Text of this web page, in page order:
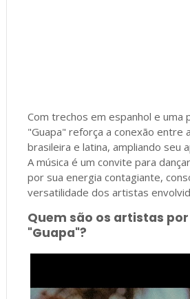
Com trechos em espanhol e uma
"Guapa" reforça a conexão entre
brasileira e latina, ampliando seu
A música é um convite para
por sua energia contagiante,
versatilidade dos artistas
Quem são os artistas
"Guapa"?